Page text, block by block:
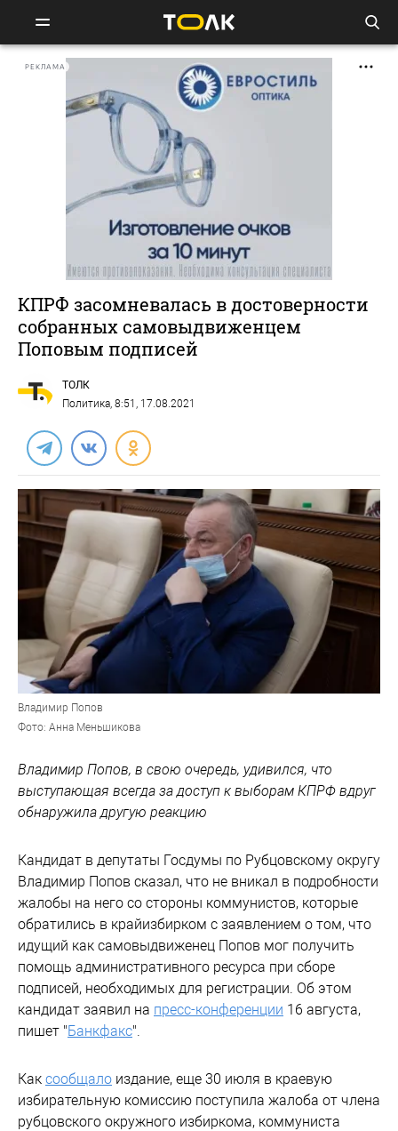
РЕКЛАМА
КПРФ засомневалась в достоверности
собранных самовыдвиженцем
Поповым подписей
ТОЛК
Политика, 8:51, 17.08.2021
Владимир Попов
Фото: Анна Меньшикова
Владимир Попов, в свою очередь, удивился, что
выступающая всегда за доступ к выборам КПРФ вдруг
обнаружила другую реакцию
Кандидат в депутаты Госдумы по Рубцовскому округу
Владимир Попов сказал, что не вникал в подробности
жалобы на него со стороны коммунистов, которые
обратились в крайизбирком с заявлением о том, что
идущий как самовыдвиженец Попов мог получить
помощь административного ресурса при сборе
подписей, необходимых для регистрации. Об этом
кандидат заявил на пресс-конференции 16 августа,
пишет "Банкфакс".
Как сообщало издание, еще 30 июля в краевую
избирательную комиссию поступила жалоба от члена
рубцовского окружного избиркома, коммуниста